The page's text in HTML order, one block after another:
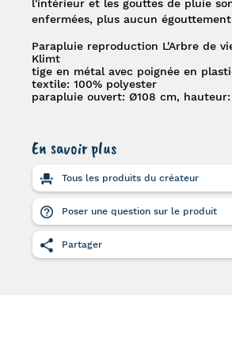
l'intérieur et les gouttes de pluie
enfermées, plus aucun
Parapluie reproduction L'Arbre de
Klimt
tige en métal avec poignée en
textile: 100% polyester
parapluie ouvert: Ø108 cm,
En savoir plus
Tous les produits du créateur
Poser une question sur le produit
Partager